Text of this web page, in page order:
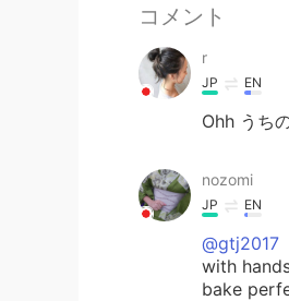
コメント
r
JP EN
Ohh うち
nozomi
JP EN
@gtj2017
with
bake